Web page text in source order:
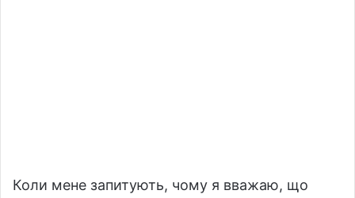
Коли мене запитують, чому я вважаю, що